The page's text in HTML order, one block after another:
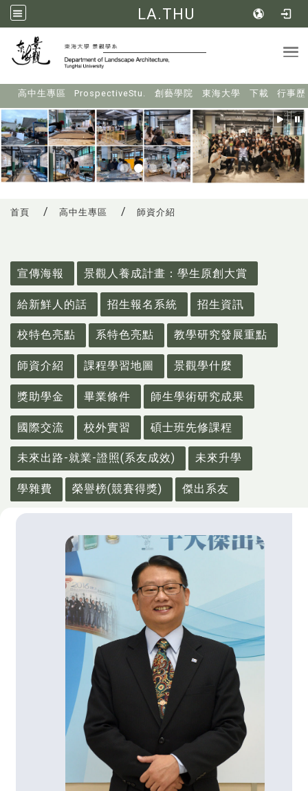
LA.THU
高中生專區 ProspectiveStu. 創藝學院 東海大學 下載 行事歷
首頁 高中生專區 師資介紹
宣傳海報
景觀人養成計畫：學生原創大賞
給新鮮人的話 招生報名系統 招生資訊
校特色亮點 系特色亮點 教學研究發展重點
師資介紹 課程學習地圖 景觀學什麼
獎助學金 畢業條件 師生學術研究成果
國際交流 校外實習 碩士班先修課程
未來出路-就業-證照(系友成效) 未來升學
學雜費 榮譽榜(競賽得獎) 傑出系友